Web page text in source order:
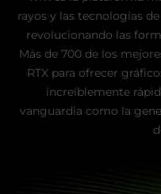
rayos y las tecnologías
revolucionando las
Más de 700 de los
RTX para ofrecer
increíblemente
vanguardia como la